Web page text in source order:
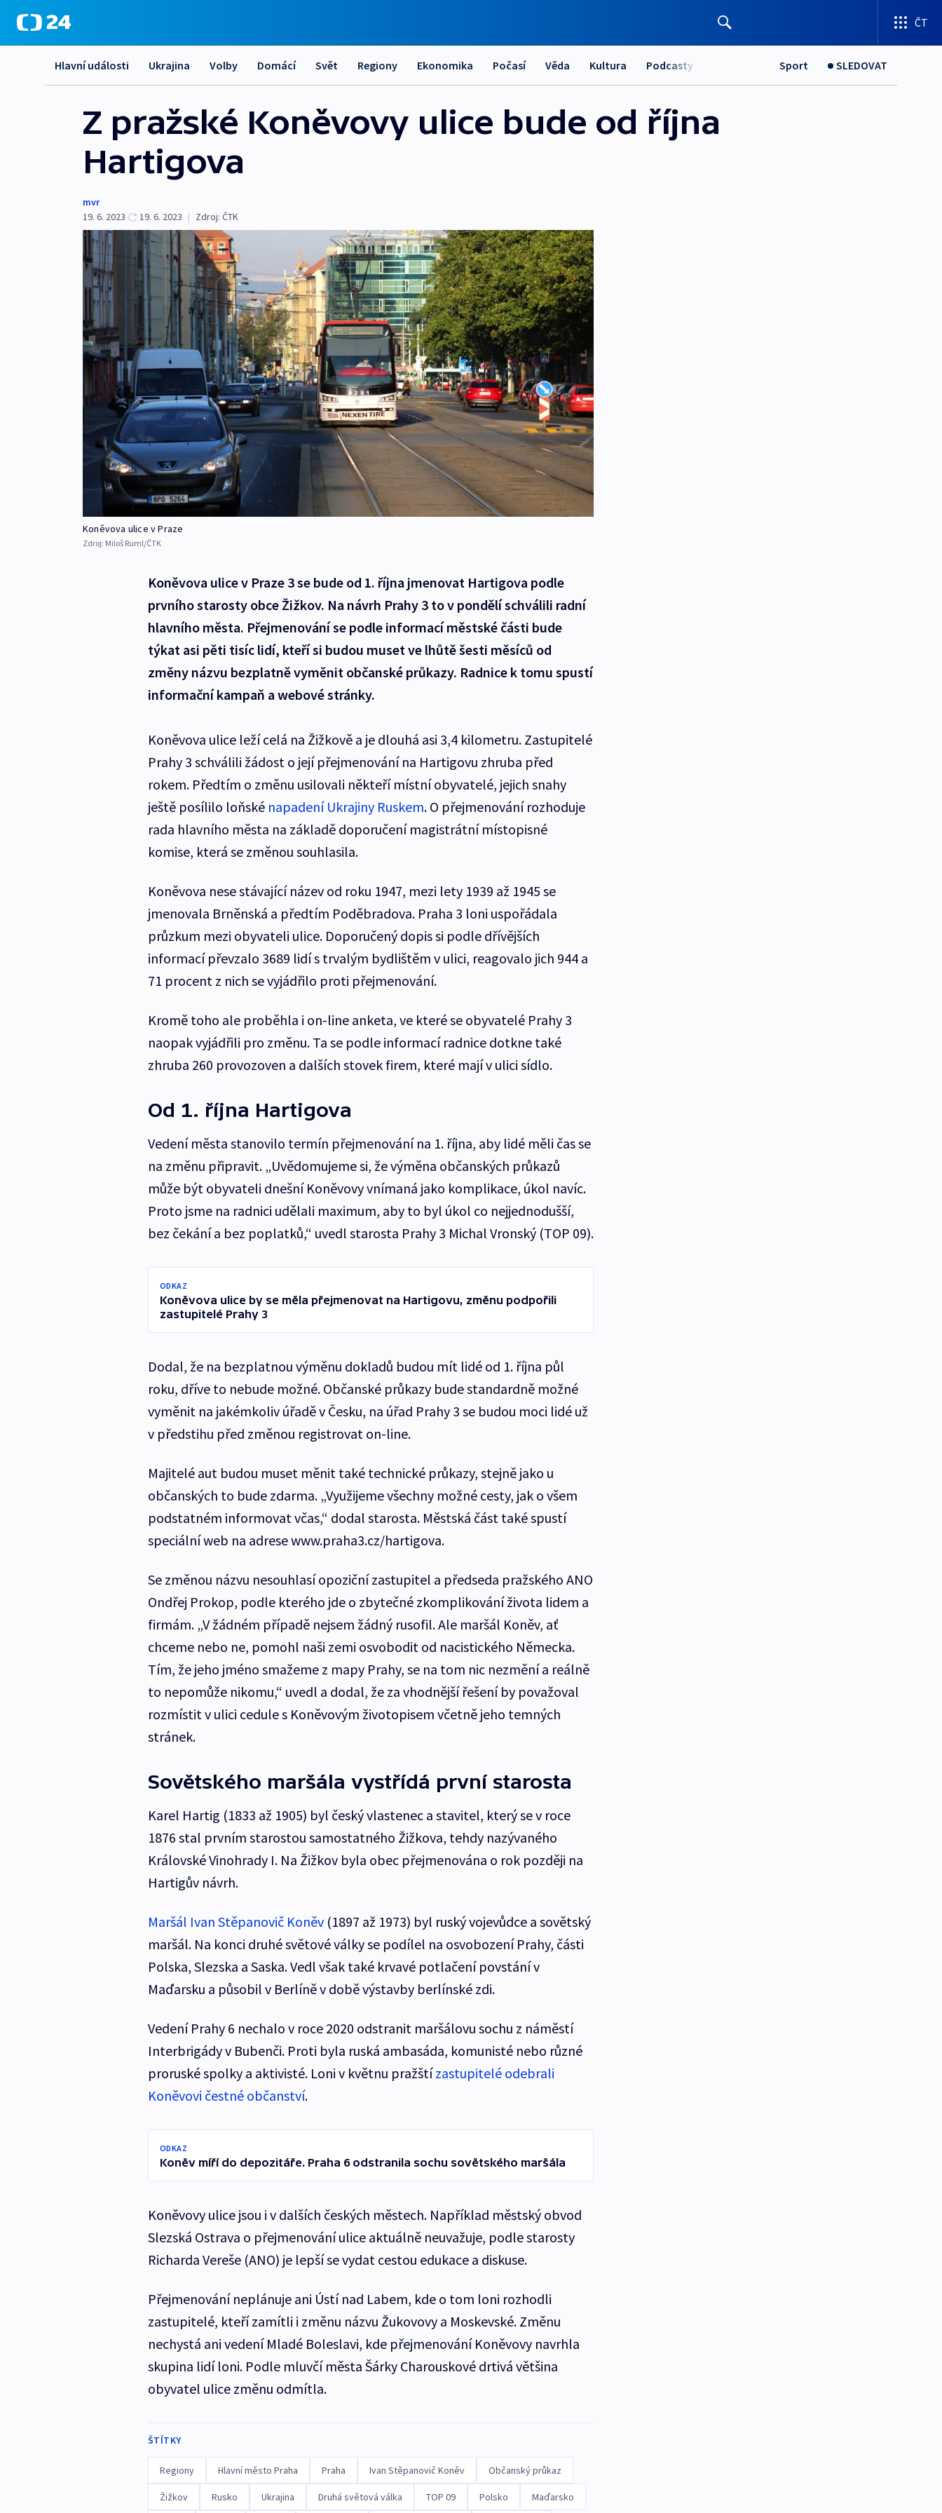
ČT
Hlavní události Ukrajina Volby Domácí Svět Regiony Ekonomika Počasí Věda Kultura Podcasty Sport SLEDOVAT
Z pražské Koněvovy ulice bude od října
Hartigova
mvr
19. 6. 2023
19. 6. 2023 | Zdroj: ČTK
Koněvova ulice v Praze
Zdroj: Miloš Ruml/ČTK
Koněvova ulice v Praze 3 se bude od 1. října jmenovat Hartigova podle
prvního starosty obce Žižkov. Na návrh Prahy 3 to v pondělí schválili radní
hlavního města. Přejmenování se podle informací městské části bude
týkat asi pěti tisíc lidí, kteří si budou muset ve lhůtě šesti měsíců od
změny názvu bezplatně vyměnit občanské průkazy. Radnice k tomu spustí
informační kampaň a webové stránky.
Koněvova ulice leží celá na Žižkově a je dlouhá asi 3,4 kilometru. Zastupitelé
Prahy 3 schválili žádost o její přejmenování na Hartigovu zhruba před
rokem. Předtím o změnu usilovali někteří místní obyvatelé, jejich snahy
ještě posílilo loňské napadení Ukrajiny Ruskem. O přejmenování rozhoduje
rada hlavního města na základě doporučení magistrátní místopisné
komise, která se změnou souhlasila.
Koněvova nese stávající název od roku 1947, mezi lety 1939 až 1945 se
jmenovala Brněnská a předtím Poděbradova. Praha 3 loni uspořádala
průzkum mezi obyvateli ulice. Doporučený dopis si podle dřívějších
informací převzalo 3689 lidí s trvalým bydlištěm v ulici, reagovalo jich 944 a
71 procent z nich se vyjádřilo proti přejmenování.
Kromě toho ale proběhla i on-line anketa, ve které se obyvatelé Prahy 3
naopak vyjádřili pro změnu. Ta se podle informací radnice dotkne také
zhruba 260 provozoven a dalších stovek firem, které mají v ulici sídlo.
Od 1. října Hartigova
Vedení města stanovilo termín přejmenování na 1. října, aby lidé měli čas se
na změnu připravit. „Uvědomujeme si, že výměna občanských průkazů
může být obyvateli dnešní Koněvovy vnímaná jako komplikace, úkol navíc.
Proto jsme na radnici udělali maximum, aby to byl úkol co nejjednodušší,
bez čekání a bez poplatků,“ uvedl starosta Prahy 3 Michal Vronský (TOP 09).
ODKAZ
Koněvova ulice by se měla přejmenovat na Hartigovu, změnu podpořili
zastupitelé Prahy 3
Dodal, že na bezplatnou výměnu dokladů budou mít lidé od 1. října půl
roku, dříve to nebude možné. Občanské průkazy bude standardně možné
vyměnit na jakémkoliv úřadě v Česku, na úřad Prahy 3 se budou moci lidé už
v předstihu před změnou registrovat on-line.
Majitelé aut budou muset měnit také technické průkazy, stejně jako u
občanských to bude zdarma. „Využijeme všechny možné cesty, jak o všem
podstatném informovat včas,“ dodal starosta. Městská část také spustí
speciální web na adrese www.praha3.cz/hartigova.
Se změnou názvu nesouhlasí opoziční zastupitel a předseda pražského ANO
Ondřej Prokop, podle kterého jde o zbytečné zkomplikování života lidem a
firmám. „V žádném případě nejsem žádný rusofil. Ale maršál Koněv, ať
chceme nebo ne, pomohl naši zemi osvobodit od nacistického Německa.
Tím, že jeho jméno smažeme z mapy Prahy, se na tom nic nezmění a reálně
to nepomůže nikomu,“ uvedl a dodal, že za vhodnější řešení by považoval
rozmístit v ulici cedule s Koněvovým životopisem včetně jeho temných
stránek.
Sovětského maršála vystřídá první starosta
Karel Hartig (1833 až 1905) byl český vlastenec a stavitel, který se v roce
1876 stal prvním starostou samostatného Žižkova, tehdy nazývaného
Královské Vinohrady I. Na Žižkov byla obec přejmenována o rok později na
Hartigův návrh.
Maršál Ivan Stěpanovič Koněv(1897 až 1973) byl ruský vojevůdce a sovětský
maršál. Na konci druhé světové války se podílel na osvobození Prahy, části
Polska, Slezska a Saska. Vedl však také krvavé potlačení povstání v
Maďarsku a působil v Berlíně v době výstavby berlínské zdi.
Vedení Prahy 6 nechalo v roce 2020 odstranit maršálovu sochu z náměstí
Interbrigády v Bubenči. Proti byla ruská ambasáda, komunisté nebo různé
proruské spolky a aktivisté. Loni v květnu pražštízastupitelé odebrali
Koněvovi čestné občanství.
ODKAZ
Koněv míří do depozitáře. Praha 6 odstranila sochu sovětského maršála
Koněvovy ulice jsou i v dalších českých městech. Například městský obvod
Slezská Ostrava o přejmenování ulice aktuálně neuvažuje, podle starosty
Richarda Vereše (ANO) je lepší se vydat cestou edukace a diskuse.
Přejmenování neplánuje ani Ústí nad Labem, kde o tom loni rozhodli
zastupitelé, kteří zamítli i změnu názvu Žukovovy a Moskevské. Změnu
nechystá ani vedení Mladé Boleslavi, kde přejmenování Koněvovy navrhla
skupina lidí loni. Podle mluvčí města Šárky Charouskové drtivá většina
obyvatel ulice změnu odmítla.
ŠTÍTKY
Regiony Hlavní město Praha Praha Ivan Stěpanovič Koněv Občanský průkaz
Žižkov Rusko Ukrajina Druhá světová válka TOP 09 Polsko Maďarsko